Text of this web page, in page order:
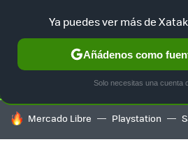
SELECCIÓN GAMING HOME
HOY SE HABLA DE
Mercado Libre Playstation
Ya puedes ver más de
Añádenos como
Solo necesitas una cuenta